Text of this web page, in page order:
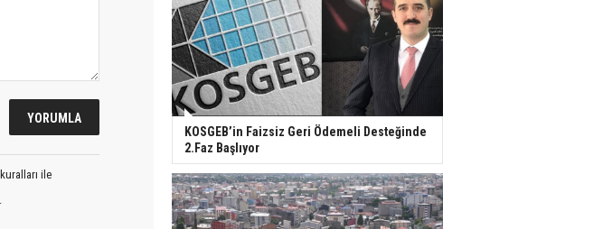
ile
KOSGEB’in Faizsiz Geri Ödemeli Desteğinde
2.Faz Başlıyor